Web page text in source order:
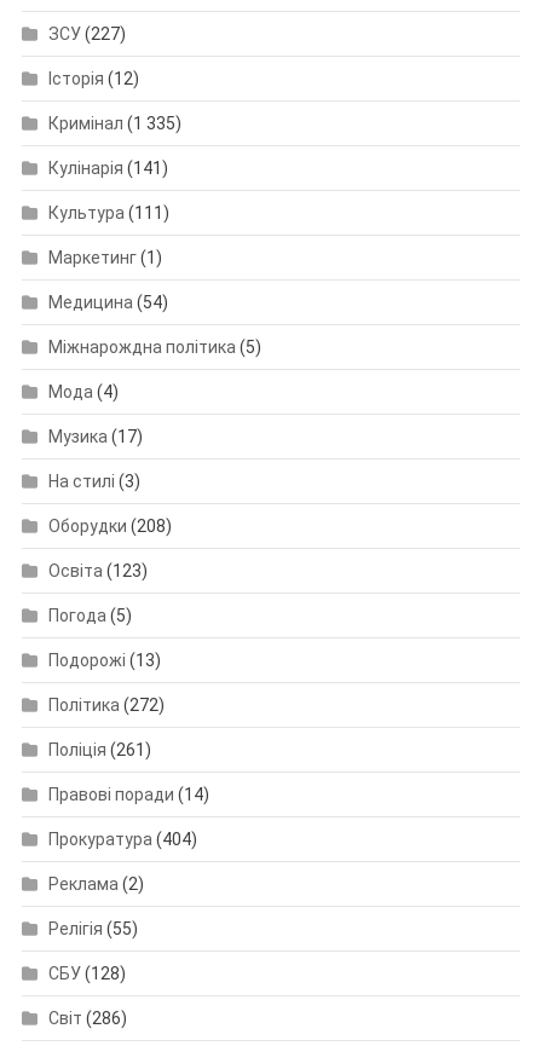
ЗСУ(227)
Історія (12)
Кримінал (1 335)
Кулінарія (141)
Культура (111)
Маркетинг(1)
Медицина (54)
Міжнарождна політика (5)
Мода (4)
Музика (17)
На стилі (3)
Оборудки (208)
Освіта (123)
Погода (5)
Подорожі (13)
Політика (272)
Поліція (261)
Правові поради (14)
Прокуратура (404)
Реклама (2)
Релігія (55)
СБУ(128)
Світ (286)